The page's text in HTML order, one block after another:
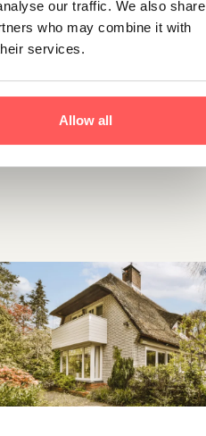
our traffic. We also share
who may combine it with
services.
Allow all